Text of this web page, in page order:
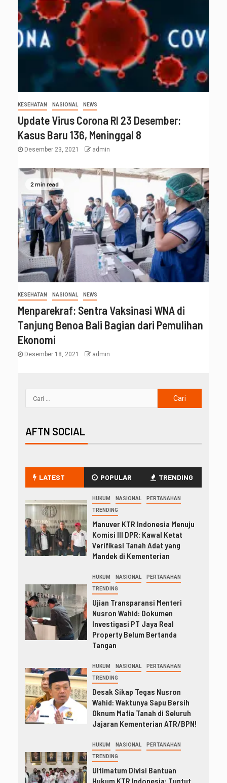
KESEHATAN NASIONAL NEWS
Update Virus Corona RI 23 Desember:
Kasus Baru 136, Meninggal 8
Desember 23, 2021 admin
2 min read
KESEHATAN NASIONAL NEWS
Menparekraf: Sentra Vaksinasi WNA di
Tanjung Benoa Bali Bagian dari Pemulihan
Ekonomi
Desember 18, 2021 admin
AFTN SOCIAL
LATEST POPULAR TRENDING
HUKUM NASIONAL PERTANAHAN
TRENDING
Manuver KTR Indonesia Menuju
Komisi III DPR: Kawal Ketat
Verifikasi Tanah Adat yang
Mandek di Kementerian
HUKUM NASIONAL PERTANAHAN
TRENDING
Ujian Transparansi Menteri
Nusron Wahid: Dokumen
Investigasi PT Jaya Real
Property Belum Bertanda
Tangan
HUKUM NASIONAL PERTANAHAN
TRENDING
Desak Sikap Tegas Nusron
Wahid: Waktunya Sapu Bersih
Oknum Mafia Tanah di Seluruh
Jajaran Kementerian ATR/BPN!
HUKUM NASIONAL PERTANAHAN
TRENDING
Ultimatum Divisi Bantuan
Hukum KTR Indonesia: Tuntut